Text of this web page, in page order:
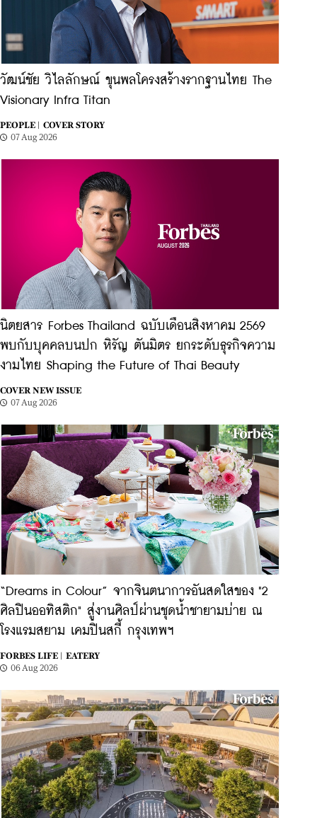
วัฒน์ชัย วิไลลักษณ์ ขุนพลโครงสร้างรากฐานไทย The
Visionary Infra Titan
PEOPLE |
COVER STORY
07 Aug 2026
นิตยสาร Forbes Thailand ฉบับเดือนสิงหาคม 2569
พบกับบุคคลบนปก หิรัญ ตันมิตร ยกระดับธุรกิจความ
งามไทย Shaping the Future of Thai Beauty
COVER NEW ISSUE
07 Aug 2026
“Dreams in Colour” จากจินตนาการอันสดใสของ "2
ศิลปินออทิสติก" สู่งานศิลป์ผ่านชุดน้ำชายามบ่าย ณ
โรงแรมสยาม เคมปินสกี้ กรุงเทพฯ
FORBES LIFE |
EATERY
06 Aug 2026